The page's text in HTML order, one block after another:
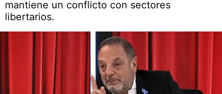
mantiene un conflicto con sectores
libertarios.